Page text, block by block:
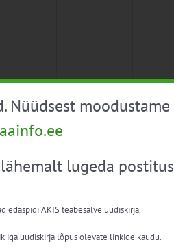
Nüüdsest
lugeda
edaspidi AKIS teabesalve uudiskirja.
iga uudiskirja lõpus olevate linkide kaudu.